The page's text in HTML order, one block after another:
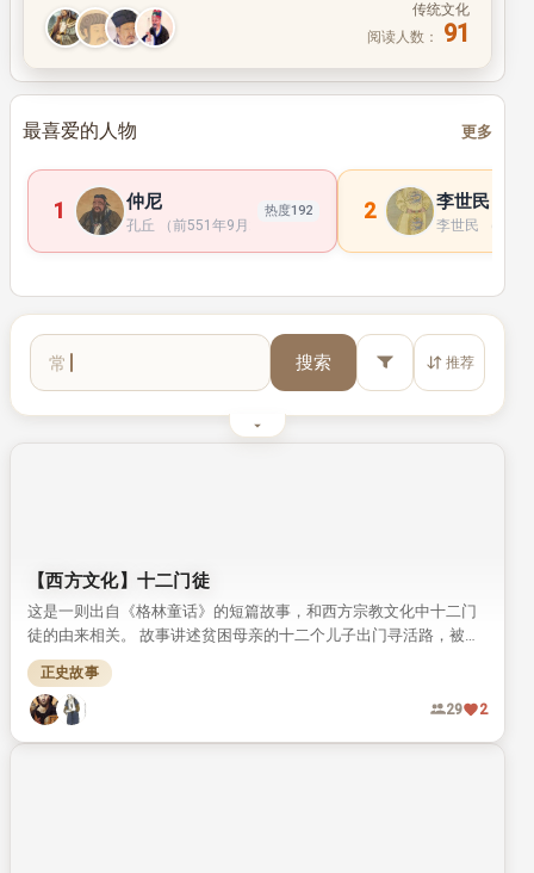
传统文化
阅读人数：
91
最喜爱的人物 更多
1 仲尼
孔丘 （前551年9月28日 —前479年4月11日 ）， 子 姓 ， 孔 氏
热度192 2 李世民
李世民 （598
常遇春 搜索 推荐
最近搜索词缓存为空（请先在搜索框或筛选面板操作一次）
【西方文化】十二门徒
这是一则出自《格林童话》的短篇故事，和西方宗教文化中十二门
徒的由来相关。 故事讲述贫困母亲的十二个儿子出门寻活路，被天
使引入山洞沉睡三百年，最终得偿所愿和救世主同在。
正史故事
29 2